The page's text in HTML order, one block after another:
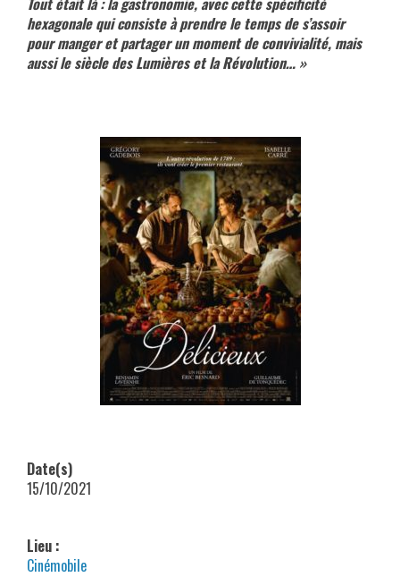
hexagonale qui consiste à prendre le temps de s’assoir
pour manger et partager un moment de convivialité, mais
aussi le siècle des Lumières et la Révolution… »
Date(s)
15/10/2021
Lieu :
Cinémobile